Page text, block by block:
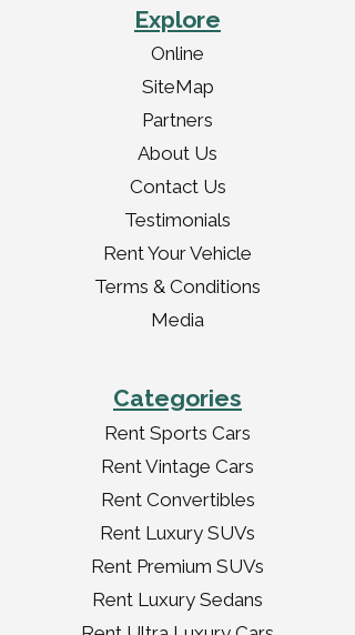
Explore
Online
SiteMap
Partners
About Us
Contact Us
Testimonials
Rent Your Vehicle
Terms & Conditions
Media
Categories
Rent Sports Cars
Rent Vintage Cars
Rent Convertibles
Rent Luxury SUVs
Rent Premium SUVs
Rent Luxury Sedans